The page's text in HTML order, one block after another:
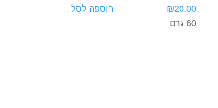
₪20.00
הוספה לסל
60 גרם